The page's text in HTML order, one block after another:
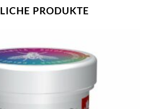
PRODUKTE